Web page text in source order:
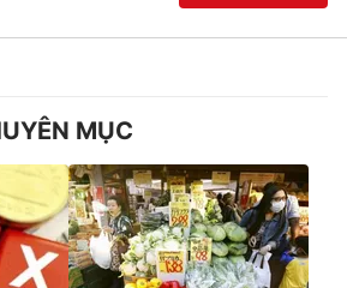
hình thức nếu không có sự chấp
rõ nguồn VTV.vn khi phát hành lại
MỤC